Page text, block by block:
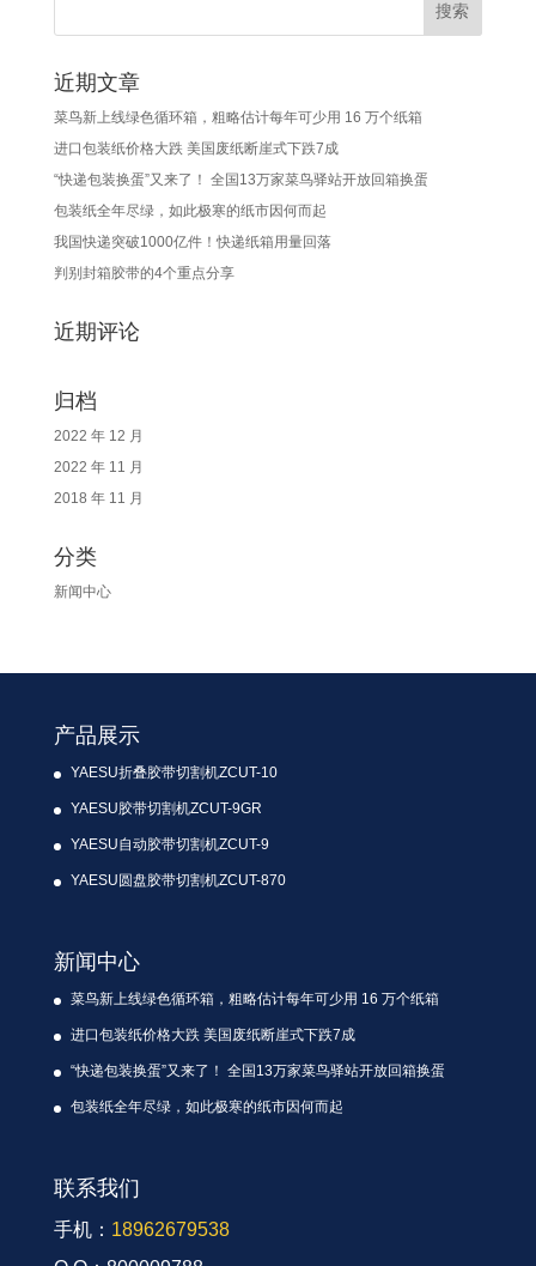
近期文章
菜鸟新上线绿色循环箱，粗略估计每年可少用 16 万个纸箱
进口包装纸价格大跌 美国废纸断崖式下跌7成
“快递包装换蛋”又来了！ 全国13万家菜鸟驿站开放回箱换蛋
包装纸全年尽绿，如此极寒的纸市因何而起
我国快递突破1000亿件！快递纸箱用量回落
判别封箱胶带的4个重点分享
近期评论
归档
2022 年 12 月
2022 年 11 月
2018 年 11 月
分类
新闻中心
产品展示
YAESU折叠胶带切割机ZCUT-10
YAESU胶带切割机ZCUT-9GR
YAESU自动胶带切割机ZCUT-9
YAESU圆盘胶带切割机ZCUT-870
新闻中心
菜鸟新上线绿色循环箱，粗略估计每年可少用 16 万个纸箱
进口包装纸价格大跌 美国废纸断崖式下跌7成
“快递包装换蛋”又来了！ 全国13万家菜鸟驿站开放回箱换蛋
包装纸全年尽绿，如此极寒的纸市因何而起
联系我们
手机： 18962679538